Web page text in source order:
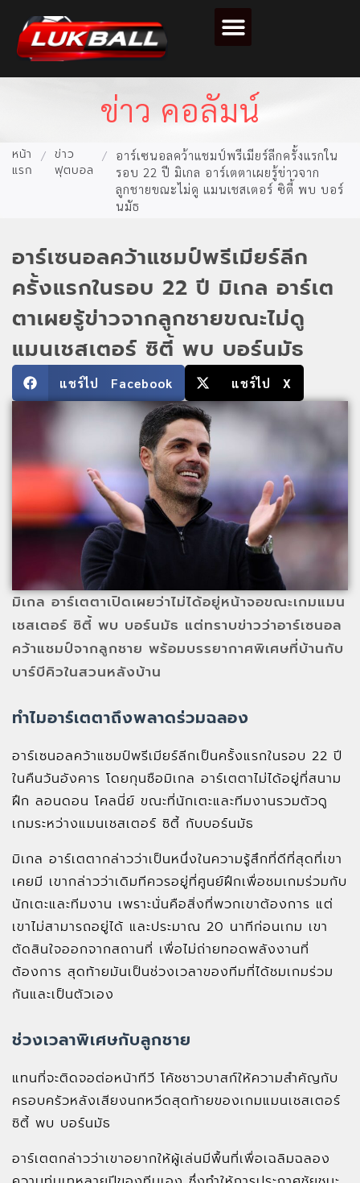
ข่าว คอลัมน์
หน้า
แรก
/ ข่าว
ฟุตบอล
/
อาร์เซนอลคว้าแชมป์พรีเมียร์ลีกครั้งแรกใน
รอบ 22 ปี มิเกล อาร์เตตาเผยรู้ข่าวจาก
ลูกชายขณะไม่ดู แมนเชสเตอร์ ซิตี้ พบ บอร์
นมัธ
อาร์เซนอลคว้าแชมป์พรีเมียร์ลีก
ครั้งแรกในรอบ 22 ปี มิเกล อาร์เต
ตาเผยรู้ข่าวจากลูกชายขณะไม่ดู
แมนเชสเตอร์ ซิตี้ พบ บอร์นมัธ
แชร์ไป Facebook แชร์ไป X
มิเกล อาร์เตตาเปิดเผยว่าไม่ได้อยู่หน้าจอขณะเกมแมน
เชสเตอร์ ซิตี้ พบ บอร์นมัธ แต่ทราบข่าวว่าอาร์เซนอล
คว้าแชมป์จากลูกชาย พร้อมบรรยากาศพิเศษที่บ้านกับ
บาร์บีคิวในสวนหลังบ้าน
ทำไมอาร์เตตาถึงพลาดร่วมฉลอง
อาร์เซนอลคว้าแชมป์พรีเมียร์ลีกเป็นครั้งแรกในรอบ 22 ปี
ในคืนวันอังคาร โดยกุนซือมิเกล อาร์เตตาไม่ได้อยู่ที่สนาม
ฝึก ลอนดอน โคลนี่ย์ ขณะที่นักเตะและทีมงานรวมตัวดู
เกมระหว่างแมนเชสเตอร์ ซิตี้ กับบอร์นมัธ
มิเกล อาร์เตตากล่าวว่าเป็นหนึ่งในความรู้สึกที่ดีที่สุดที่เขา
เคยมี เขากล่าวว่าเดิมทีควรอยู่ที่ศูนย์ฝึกเพื่อชมเกมร่วมกับ
นักเตะและทีมงาน เพราะนั่นคือสิ่งที่พวกเขาต้องการ แต่
เขาไม่สามารถอยู่ได้ และประมาณ 20 นาทีก่อนเกม เขา
ตัดสินใจออกจากสถานที่ เพื่อไม่ถ่ายทอดพลังงานที่
ต้องการ สุดท้ายมันเป็นช่วงเวลาของทีมที่ได้ชมเกมร่วม
กันและเป็นตัวเอง
ช่วงเวลาพิเศษกับลูกชาย
แทนที่จะติดจอต่อหน้าทีวี โค้ชชาวบาสก์ให้ความสำคัญกับ
ครอบครัวหลังเสียงนกหวีดสุดท้ายของเกมแมนเชสเตอร์
ซิตี้ พบ บอร์นมัธ
อาร์เตตกล่าวว่าเขาอยากให้ผู้เล่นมีพื้นที่เพื่อเฉลิมฉลอง